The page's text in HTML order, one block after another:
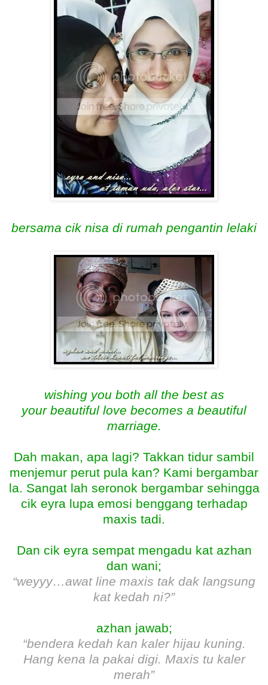
bersama cik nisa di rumah pengantin lelaki
wishing you both all the best as
your beautiful love becomes a beautiful
marriage.
Dah makan, apa lagi? Takkan tidur sambil
menjemur perut pula kan? Kami bergambar
la. Sangat lah seronok bergambar sehingga
cik eyra lupa emosi benggang terhadap
maxis tadi.
Dan cik eyra sempat mengadu kat azhan
dan wani;
“weyyy…awat line maxis tak dak langsung
kat kedah ni?”
azhan jawab;
“bendera kedah kan kaler hijau kuning.
Hang kena la pakai digi. Maxis tu kaler
merah”